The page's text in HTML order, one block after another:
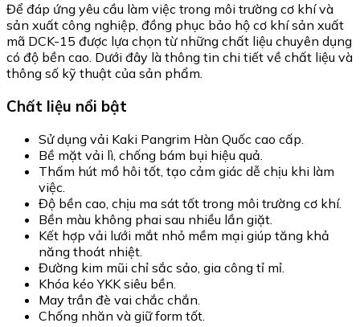
Để đáp ứng yêu cầu làm việc trong môi trường cơ khí và
sản xuất công nghiệp, đồng phục bảo hộ cơ khí sản xuất
mã DCK-15 được lựa chọn từ những chất liệu chuyên dụng
có độ bền cao. Dưới đây là thông tin chi tiết về chất liệu và
thông số kỹ thuật của sản phẩm.
Chất liệu nổi bật
Sử dụng vải Kaki Pangrim Hàn Quốc cao cấp.
Bề mặt vải lì, chống bám bụi hiệu quả.
Thấm hút mồ hôi tốt, tạo cảm giác dễ chịu khi làm
việc.
Độ bền cao, chịu ma sát tốt trong môi trường cơ khí.
Bền màu không phai sau nhiều lần giặt.
Kết hợp vải lưới mắt nhỏ mềm mại giúp tăng khả
năng thoát nhiệt.
Đường kim mũi chỉ sắc sảo, gia công tỉ mỉ.
Khóa kéo YKK siêu bền.
May trần đè vai chắc chắn.
Chống nhăn và giữ form tốt.